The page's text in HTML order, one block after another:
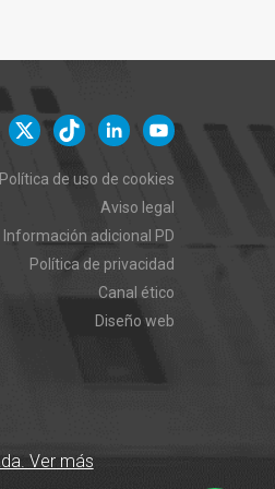
Política de uso de cookies
Aviso legal
Información adicional PD
Política de privacidad
Canal ético
Diseño web